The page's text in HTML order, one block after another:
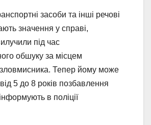
засоби та інші речові
значення у справі,
під час
обшуку за місцем
Тепер йому може
5 до 8 років позбавлення
в поліції